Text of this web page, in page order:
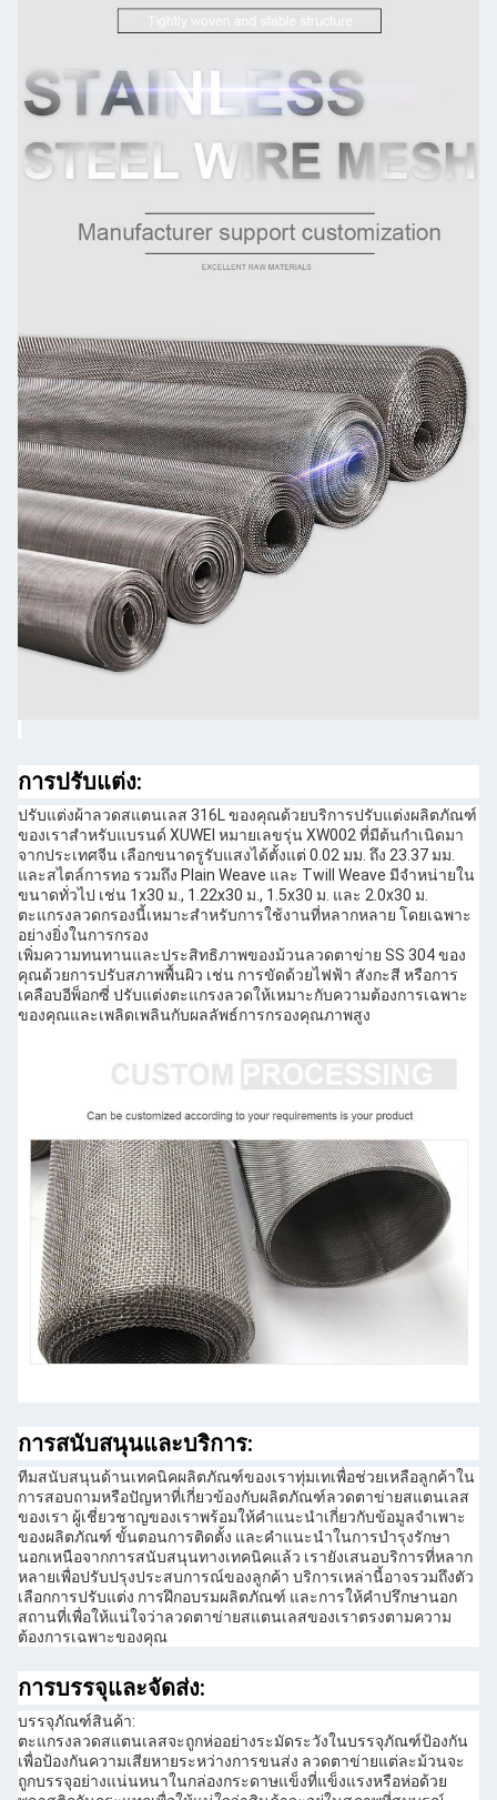
การปรับแต่ง:
ปรับแต่งผ้าลวดสแตนเลส 316L ของคุณด้วยบริการปรับแต่งผลิตภัณฑ์
ของเราสำหรับแบรนด์ XUWEI หมายเลขรุ่น XW002 ที่มีต้นกำเนิดมา
จากประเทศจีน เลือกขนาดรูรับแสงได้ตั้งแต่ 0.02 มม. ถึง 23.37 มม.
และสไตล์การทอ รวมถึง Plain Weave และ Twill Weave มีจำหน่ายใน
ขนาดทั่วไป เช่น 1x30 ม., 1.22x30 ม., 1.5x30 ม. และ 2.0x30 ม.
ตะแกรงลวดกรองนี้เหมาะสำหรับการใช้งานที่หลากหลาย โดยเฉพาะ
อย่างยิ่งในการกรอง
เพิ่มความทนทานและประสิทธิภาพของม้วนลวดตาข่าย SS 304 ของ
คุณด้วยการปรับสภาพพื้นผิว เช่น การขัดด้วยไฟฟ้า สังกะสี หรือการ
เคลือบอีพ็อกซี่ ปรับแต่งตะแกรงลวดให้เหมาะกับความต้องการเฉพาะ
ของคุณและเพลิดเพลินกับผลลัพธ์การกรองคุณภาพสูง
การสนับสนุนและบริการ:
ทีมสนับสนุนด้านเทคนิคผลิตภัณฑ์ของเราทุ่มเทเพื่อช่วยเหลือลูกค้าใน
การสอบถามหรือปัญหาที่เกี่ยวข้องกับผลิตภัณฑ์ลวดตาข่ายสแตนเลส
ของเรา ผู้เชี่ยวชาญของเราพร้อมให้คำแนะนำเกี่ยวกับข้อมูลจำเพาะ
ของผลิตภัณฑ์ ขั้นตอนการติดตั้ง และคำแนะนำในการบำรุงรักษา
นอกเหนือจากการสนับสนุนทางเทคนิคแล้ว เรายังเสนอบริการที่หลาก
หลายเพื่อปรับปรุงประสบการณ์ของลูกค้า บริการเหล่านี้อาจรวมถึงตัว
เลือกการปรับแต่ง การฝึกอบรมผลิตภัณฑ์ และการให้คำปรึกษานอก
สถานที่เพื่อให้แน่ใจว่าลวดตาข่ายสแตนเลสของเราตรงตามความ
ต้องการเฉพาะของคุณ
การบรรจุและจัดส่ง:
บรรจุภัณฑ์สินค้า:
ตะแกรงลวดสแตนเลสจะถูกห่ออย่างระมัดระวังในบรรจุภัณฑ์ป้องกัน
เพื่อป้องกันความเสียหายระหว่างการขนส่ง ลวดตาข่ายแต่ละม้วนจะ
ถูกบรรจุอย่างแน่นหนาในกล่องกระดาษแข็งที่แข็งแรงหรือห่อด้วย